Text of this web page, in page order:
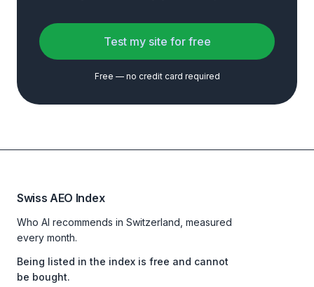
Test my site for free
Free — no credit card required
Swiss AEO Index
Who AI recommends in Switzerland, measured
every month.
Being listed in the index is free and cannot
be bought.